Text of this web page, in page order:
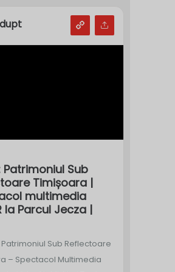
Patrimoniul Sub
Timișoara |
multimedia
la Parcul Jecza |
Patrimoniul Sub Reflectoare
– Spectacol Multimedia